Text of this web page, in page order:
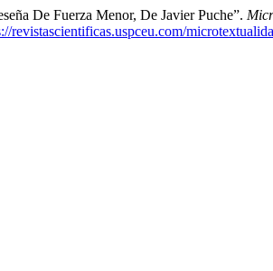
De Fuerza Menor, De Javier Puche”.
revistascientificas.uspceu.com/